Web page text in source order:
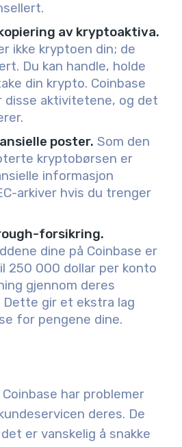
av kryptoaktiva.
ikke kryptoen din; de
Du kan handle, holde
din krypto. Coinbase
disse aktivitetene, og det
poster. Som den
kryptobørsen er
informasjon
arkiver hvis du trenger
forsikring.
dine på Coinbase er
250 000 dollar per konto
gjennom deres
Dette gir et ekstra lag
for pengene dine.
har problemer
deres. De
er vanskelig å snakke